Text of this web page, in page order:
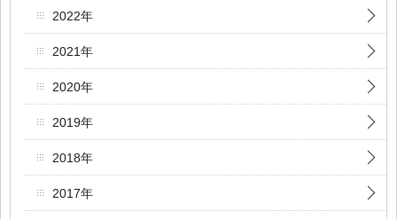
2022年
2021年
2020年
2019年
2018年
2017年